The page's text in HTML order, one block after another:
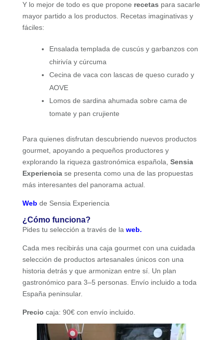
Y lo mejor de todo es que propone recetas para sacarle
mayor partido a los productos. Recetas imaginativas y
fáciles:
Ensalada templada de cuscús y garbanzos con
chirivía y cúrcuma
Cecina de vaca con lascas de queso curado y
AOVE
Lomos de sardina ahumada sobre cama de
tomate y pan crujiente
Para quienes disfrutan descubriendo nuevos productos
gourmet, apoyando a pequeños productores y
explorando la riqueza gastronómica española, Sensia
Experienciase presenta como una de las propuestas
más interesantes del panorama actual.
Web de Sensia Experiencia
¿Cómo funciona?
Pides tu selección a través de la web.
Cada mes recibirás una caja gourmet con una cuidada
selección de productos artesanales únicos con una
historia detrás y que armonizan entre sí. Un plan
gastronómico para 3–5 personas. Envío incluido a toda
España peninsular.
Precio caja: 90€ con envío incluido.